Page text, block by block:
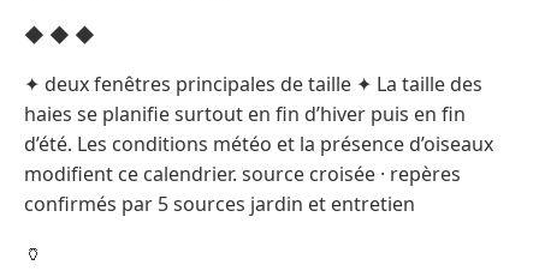
◆ ◆ ◆
✦ deux fenêtres principales de taille ✦ La taille des
haies se planifie surtout en fin d’hiver puis en fin
d’été. Les conditions météo et la présence d’oiseaux
modifient ce calendrier. source croisée · repères
confirmés par 5 sources jardin et entretien
🏺